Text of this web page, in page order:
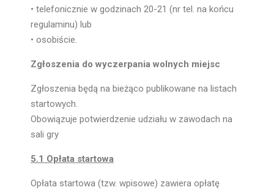
• telefonicznie w godzinach 20-21 (nr tel. na końcu
regulaminu) lub
• osobiście.
Zgłoszenia do wyczerpania wolnych miejsc
Zgłoszenia będą na bieżąco publikowane na listach
startowych.
Obowiązuje potwierdzenie udziału w zawodach na
sali gry
5.1 Opłata startowa
Opłata startowa (tzw. wpisowe) zawiera opłatę